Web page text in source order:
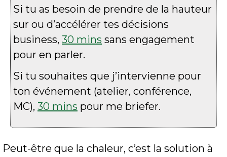
Si tu as besoin de prendre de la hauteur
sur ou d’accélérer tes décisions
business, 30 mins sans engagement
pour en parler.
Si tu souhaites que j’intervienne pour
ton événement (atelier, conférence,
MC), 30 mins pour me briefer.
Peut-être que la chaleur, c’est la solution à